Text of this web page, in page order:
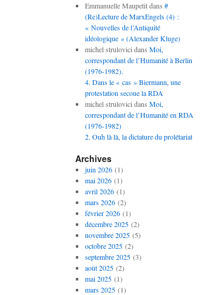
Emmanuelle Maupetitdans #
(Re)Lecture de MarxEngels (4) :
« Nouvelles de l’Antiquité
idéologique » (Alexander Kluge)
michel strulovici dans Moi,
correspondant de l’Humanité à Berlin
(1976-1982).
4. Dans le « cas » Biermann, une
protestation secoue la RDA
michel strulovici dans Moi,
correspondant de l’Humanité en RDA
(1976-1982)
2. Ouh là là, la dictature du prolétariat
Archives
juin 2026(1)
mai 2026(1)
avril 2026(1)
mars 2026(2)
février 2026(1)
décembre 2025(2)
novembre 2025(5)
octobre 2025(2)
septembre 2025(3)
août 2025(2)
mai 2025(1)
mars 2025(1)